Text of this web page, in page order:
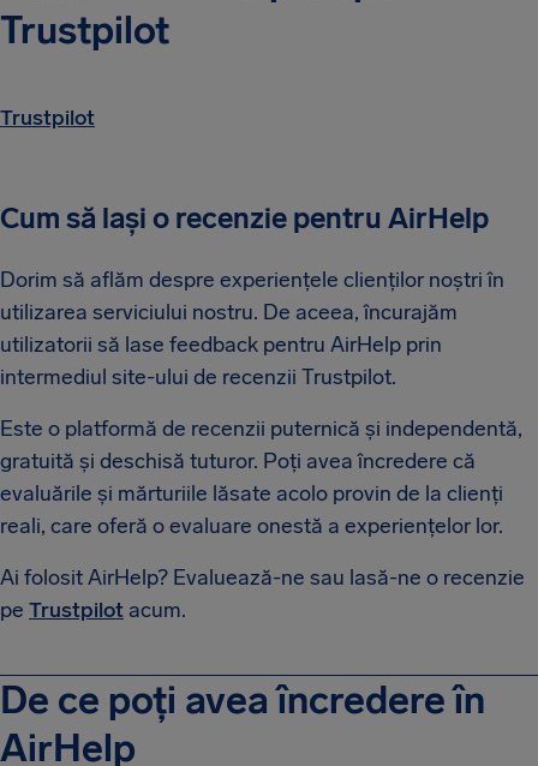
Trustpilot
Trustpilot
Cum să lași o recenzie pentru AirHelp
Dorim să aflăm despre experiențele clienților noștri în
utilizarea serviciului nostru. De aceea, încurajăm
utilizatorii să lase feedback pentru AirHelp prin
intermediul site-ului de recenzii Trustpilot.
Este o platformă de recenzii puternică și independentă,
gratuită și deschisă tuturor. Poți avea încredere că
evaluările și mărturiile lăsate acolo provin de la clienți
reali, care oferă o evaluare onestă a experiențelor lor.
Ai folosit AirHelp? Evaluează-ne sau lasă-ne o recenzie
pe Trustpilot acum.
De ce poți avea încredere în
AirHelp